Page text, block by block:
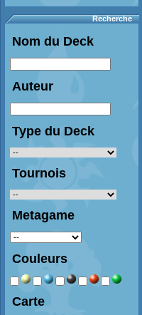
Recherche
Nom du Deck
Auteur
Type du Deck
Tournois
Metagame
Couleurs
Carte